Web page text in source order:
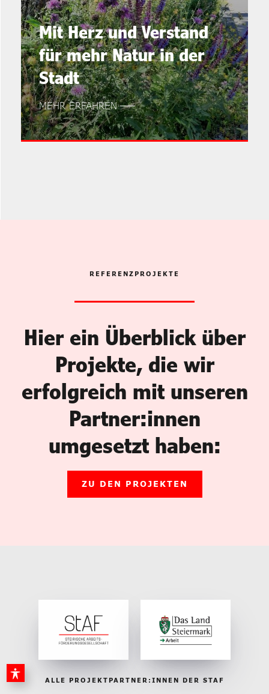
Mit Herz und Verstand
für mehr Natur in der
Stadt
MEHR ERFAHREN
REFERENZPROJEKTE
Hier ein Überblick über
Projekte, die wir
erfolgreich mit unseren
Partner:innen
umgesetzt haben:
ZU DEN PROJEKTEN
ALLE PROJEKTPARTNER:INNEN DER STAF